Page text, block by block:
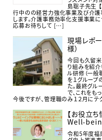
島聡子先生
行中のの経営力強化事業及び介
します。介護事務効率化支援事業
応募お待ちして […]
現場レポ
様）
今回も久留
り組みを紹
ル研修（一般
を１グループ
た。最終グル
で、これをも
今後ですが、管理職のみ１２月に
【お役立
Well-
令和5年度福